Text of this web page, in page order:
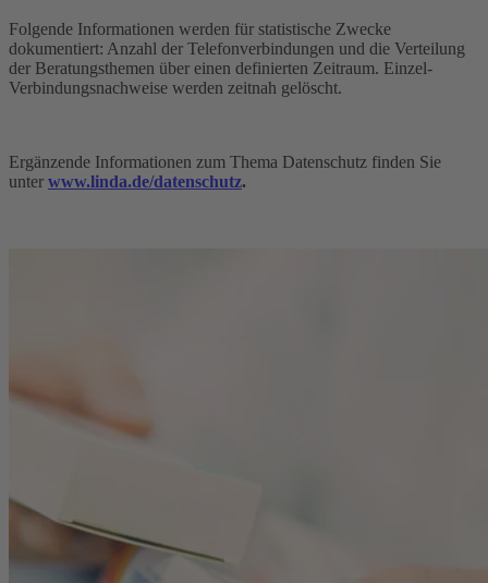
Folgende Informationen werden für statistische Zwecke
dokumentiert: Anzahl der Telefonverbindungen und die Verteilung
der Beratungsthemen über einen definierten Zeitraum. Einzel-
Verbindungsnachweise werden zeitnah gelöscht.
Ergänzende Informationen zum Thema Datenschutz finden Sie
unter www.linda.de/datenschutz.